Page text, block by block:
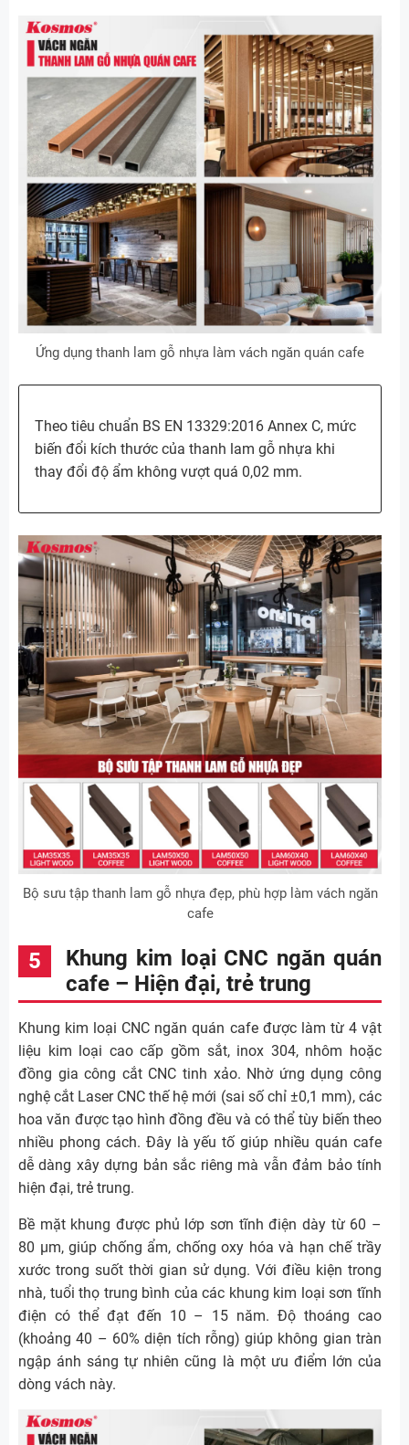
Ứng dụng thanh lam gỗ nhựa làm vách ngăn quán cafe
Theo tiêu chuẩn BS EN 13329:2016 Annex C, mức
biến đổi kích thước của thanh lam gỗ nhựa khi
thay đổi độ ẩm không vượt quá 0,02 mm.
Bộ sưu tập thanh lam gỗ nhựa đẹp, phù hợp làm vách ngăn
cafe
Khung kim loại CNC ngăn quán
cafe – Hiện đại, trẻ trung
Khung kim loại CNC ngăn quán cafe được làm từ 4 vật
liệu kim loại cao cấp gồm sắt, inox 304, nhôm hoặc
đồng gia công cắt CNC tinh xảo. Nhờ ứng dụng công
nghệ cắt Laser CNC thế hệ mới (sai số chỉ ±0,1 mm), các
hoa văn được tạo hình đồng đều và có thể tùy biến theo
nhiều phong cách. Đây là yếu tố giúp nhiều quán cafe
dễ dàng xây dựng bản sắc riêng mà vẫn đảm bảo tính
hiện đại, trẻ trung.
Bề mặt khung được phủ lớp sơn tĩnh điện dày từ 60 –
80 µm, giúp chống ẩm, chống oxy hóa và hạn chế trầy
xước trong suốt thời gian sử dụng. Với điều kiện trong
nhà, tuổi thọ trung bình của các khung kim loại sơn tĩnh
điện có thể đạt đến 10 – 15 năm. Độ thoáng cao
(khoảng 40 – 60% diện tích rỗng) giúp không gian tràn
ngập ánh sáng tự nhiên cũng là một ưu điểm lớn của
dòng vách này.